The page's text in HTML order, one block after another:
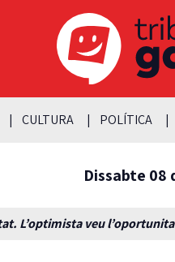
CULTURA POLÍTICA
Dissabte 08
L’optimista veu